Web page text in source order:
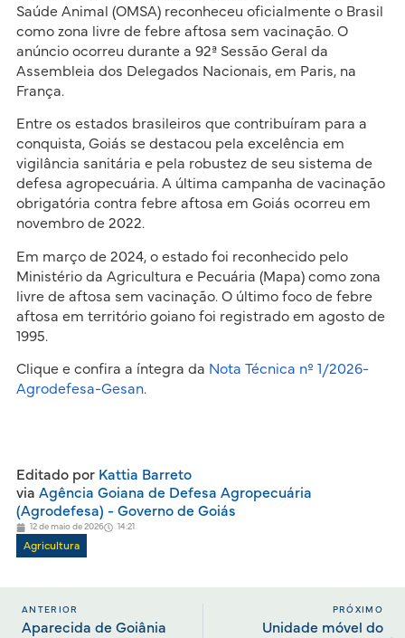
Saúde Animal (OMSA) reconheceu oficialmente o Brasil
como zona livre de febre aftosa sem vacinação. O
anúncio ocorreu durante a 92ª Sessão Geral da
Assembleia dos Delegados Nacionais, em Paris, na
França.
Entre os estados brasileiros que contribuíram para a
conquista, Goiás se destacou pela excelência em
vigilância sanitária e pela robustez de seu sistema de
defesa agropecuária. A última campanha de vacinação
obrigatória contra febre aftosa em Goiás ocorreu em
novembro de 2022.
Em março de 2024, o estado foi reconhecido pelo
Ministério da Agricultura e Pecuária (Mapa) como zona
livre de aftosa sem vacinação. O último foco de febre
aftosa em território goiano foi registrado em agosto de
1995.
Clique e confira a íntegra da Nota Técnica nº 1/2026-
Agrodefesa-Gesan.
Editado porKattia Barreto
via Agência Goiana de Defesa Agropecuária
(Agrodefesa) - Governo de Goiás
12 de maio de 2026 14:21
Agricultura
ANTERIOR
Aparecida de Goiânia
PRÓXIMO
Unidade móvel do